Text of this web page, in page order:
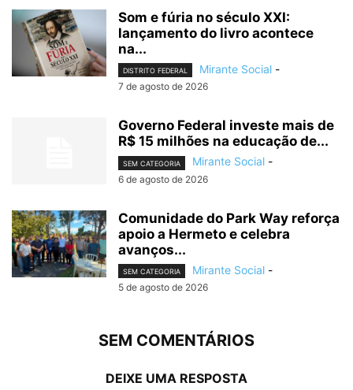
Som e fúria no século XXI:
lançamento do livro acontece
na...
DISTRITO FEDERAL Mirante Social -
7 de agosto de 2026
Governo Federal investe mais de
R$ 15 milhões na educação de...
SEM CATEGORIA Mirante Social -
6 de agosto de 2026
Comunidade do Park Way reforça
apoio a Hermeto e celebra
avanços...
SEM CATEGORIA Mirante Social -
5 de agosto de 2026
SEM COMENTÁRIOS
DEIXE UMA RESPOSTA